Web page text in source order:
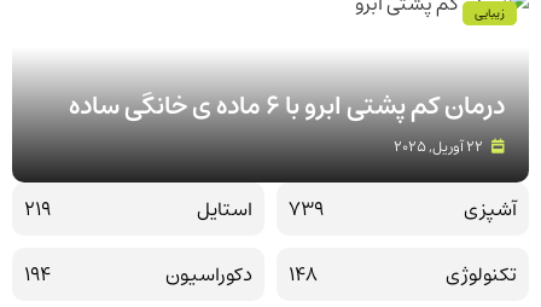
درمان کم پشتی ابرو با 6 ماده ی خانگی ساده
22 آوریل, 2025
زیبایی
آشپزی 739 استایل
219
تکنولوژی
148 دکوراسیون
194